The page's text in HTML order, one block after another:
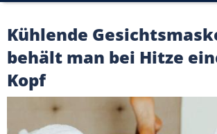
Kühlende
behält man bei Hitze
Kopf